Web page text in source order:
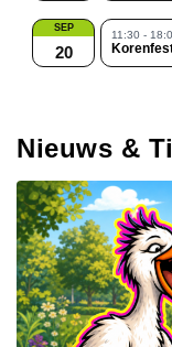
SEP
20
11:30 -
Nieuws &